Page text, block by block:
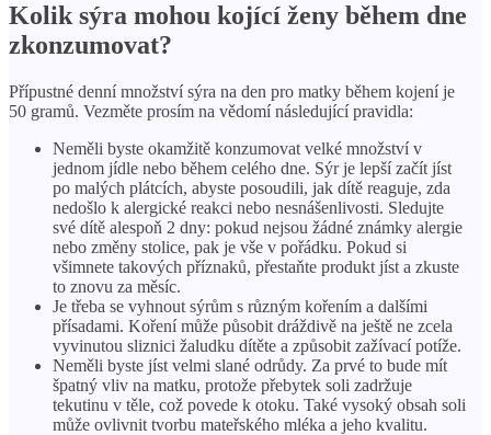
Kolik sýra mohou kojící ženy během dne
zkonzumovat?
Přípustné denní množství sýra na den pro matky během kojení je
50 gramů. Vezměte prosím na vědomí následující pravidla:
Neměli byste okamžitě konzumovat velké množství v
jednom jídle nebo během celého dne. Sýr je lepší začít jíst
po malých plátcích, abyste posoudili, jak dítě reaguje, zda
nedošlo k alergické reakci nebo nesnášenlivosti. Sledujte
své dítě alespoň 2 dny: pokud nejsou žádné známky alergie
nebo změny stolice, pak je vše v pořádku. Pokud si
všimnete takových příznaků, přestaňte produkt jíst a zkuste
to znovu za měsíc.
Je třeba se vyhnout sýrům s různým kořením a dalšími
přísadami. Koření může působit dráždivě na ještě ne zcela
vyvinutou sliznici žaludku dítěte a způsobit zažívací potíže.
Neměli byste jíst velmi slané odrůdy. Za prvé to bude mít
špatný vliv na matku, protože přebytek soli zadržuje
tekutinu v těle, což povede k otoku. Také vysoký obsah soli
může ovlivnit tvorbu mateřského mléka a jeho kvalitu.